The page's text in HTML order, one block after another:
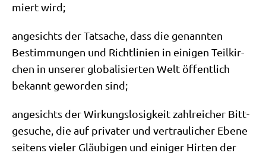
miert wird;
ange­sichts der Tat­sa­che, dass die genann­ten
Bestim­mun­gen und Richt­li­ni­en in eini­gen Teil­kir­
chen in unse­rer glo­ba­li­sier­ten Welt öffent­lich
bekannt gewor­den sind;
ange­sichts der Wir­kungs­lo­sig­keit zahl­rei­cher Bitt­
ge­su­che, die auf pri­va­ter und ver­trau­li­cher Ebe­ne
sei­tens vie­ler Gläu­bi­gen und eini­ger Hir­ten der